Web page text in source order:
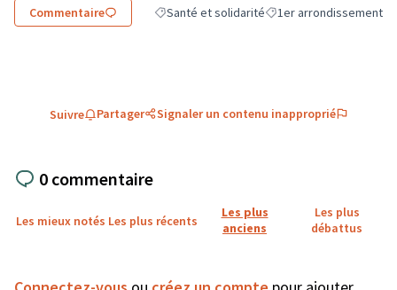
Commentaire Filtrer les résultats de la catégorie : Santé et
Santé et solidaritéFiltrer les résultats
1er arrondissement
Suivre Partager Signaler un contenu inapproprié
0 commentaire
Les mieux notés Les plus récents
Les plus
anciens
Les plus
débattus